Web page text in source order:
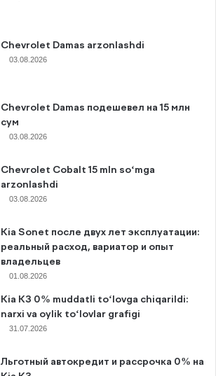
Chevrolet Damas arzonlashdi
03.08.2026
Chevrolet Damas подешевел на 15 млн
сум
03.08.2026
Chevrolet Cobalt 15 mln so‘mga
arzonlashdi
03.08.2026
Kia Sonet после двух лет эксплуатации:
реальный расход, вариатор и опыт
владельцев
01.08.2026
Kia K3 0% muddatli to‘lovga chiqarildi:
narxi va oylik to‘lovlar grafigi
31.07.2026
Льготный автокредит и рассрочка 0% на